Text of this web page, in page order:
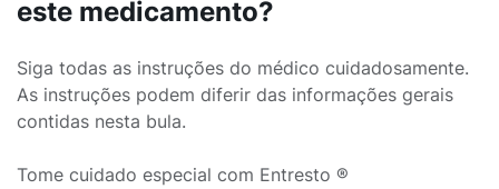
este medicamento?
Siga todas as instruções do médico cuidadosamente.
As instruções podem diferir das informações gerais
contidas nesta bula.
Tome cuidado especial com Entresto ®